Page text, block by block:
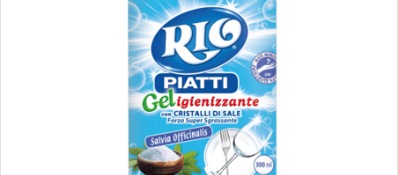
€1.23 €19.93